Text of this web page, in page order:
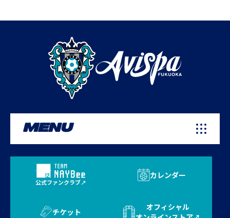
MENU
公式ファンクラブ
カレンダー
チケット
オフィシャル